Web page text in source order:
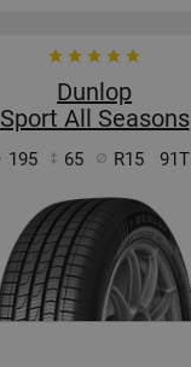
Dunlop
Sport All Seasons
195 65 R15 91T